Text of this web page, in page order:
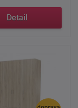
Detail